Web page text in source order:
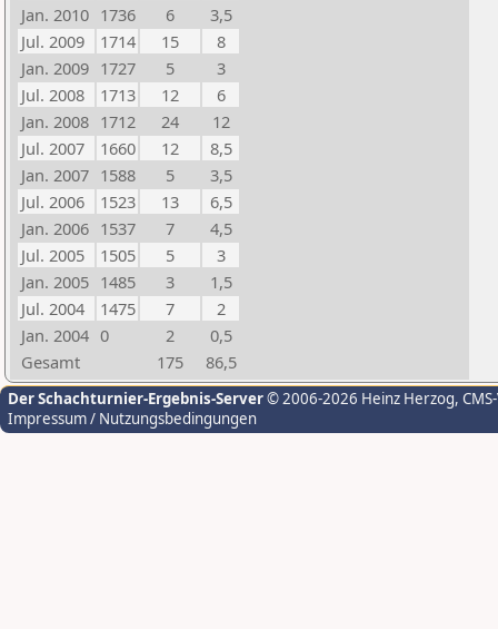
Jan. 2010 1736 6
3,5
Jul. 2009
1714 15
8
Jan. 2009 1727 5
3
Jul. 2008
1713 12
6
Jan. 2008 1712 24
12
Jul. 2007
1660 12
8,5
Jan. 2007 1588 5
3,5
Jul. 2006
1523 13
6,5
Jan. 2006 1537 7
4,5
Jul. 2005
1505 5
3
Jan. 2005 1485 3
1,5
Jul. 2004
1475 7
2
Jan. 2004 0 2
0,5
Gesamt
175 86,5
Der Schachturnier-Ergebnis-Server© 2006-2026 Heinz Herzog,
Impressum / Nutzungsbedingungen